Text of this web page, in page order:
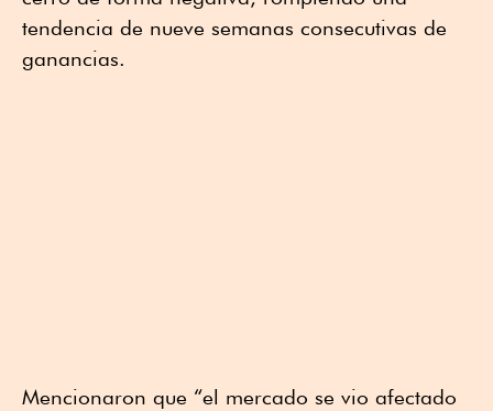
tendencia de nueve semanas consecutivas de
ganancias.
Mencionaron que “el mercado se vio afectado